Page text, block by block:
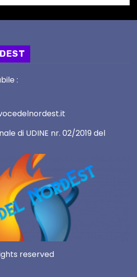
:
di UDINE nr. 02/2019 del
reserved